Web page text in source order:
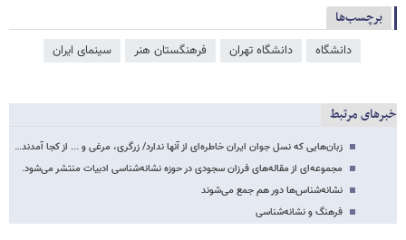
برچسب‌ها
دانشگاه دانشگاه تهران فرهنگستان هنر سینمای ایران
خبرهای مرتبط
زبان‌هایی که نسل جوان ایران خاطره‌ای از آنها ندارد/ زرگری، مرغی و ... از کجا آمدند…
مجموعه‌ای از مقاله‌های فرزان سجودی در حوزه‌ نشانه‌شناسی ادبیات منتشر می‌شود.
نشانه‌شناس‌ها دور هم جمع می‌شوند
فرهنگ و نشانه‌شناسی